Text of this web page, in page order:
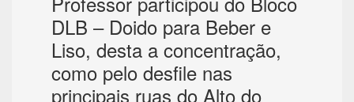
DLB – Doido para Beber e
Liso, desta a concentração,
como pelo desfile nas
principais ruas do Alto do